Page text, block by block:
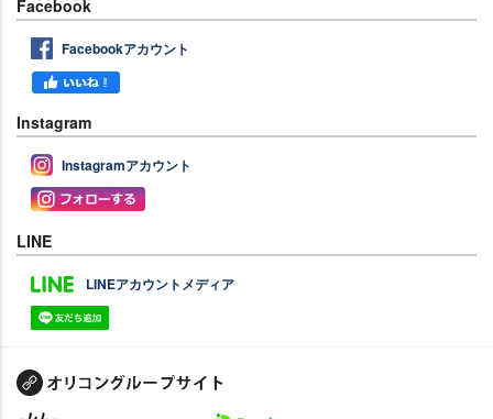
Facebook
Facebookアカウント
Instagram
Instagramアカウント
LINE
LINEアカウントメディア